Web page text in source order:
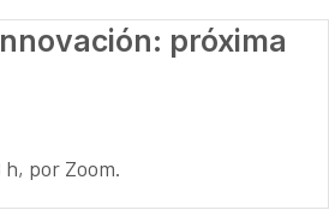
próxima
por Zoom.